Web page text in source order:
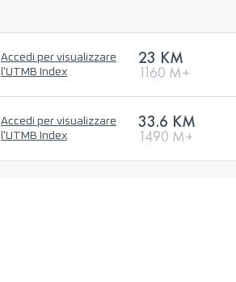
Accedi per visualizzare
l'UTMB Index
23 KM
1160 M+
Accedi per visualizzare
l'UTMB Index
33.6 KM
1490 M+